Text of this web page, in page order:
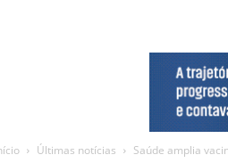
Últimas notícias Saúde amplia